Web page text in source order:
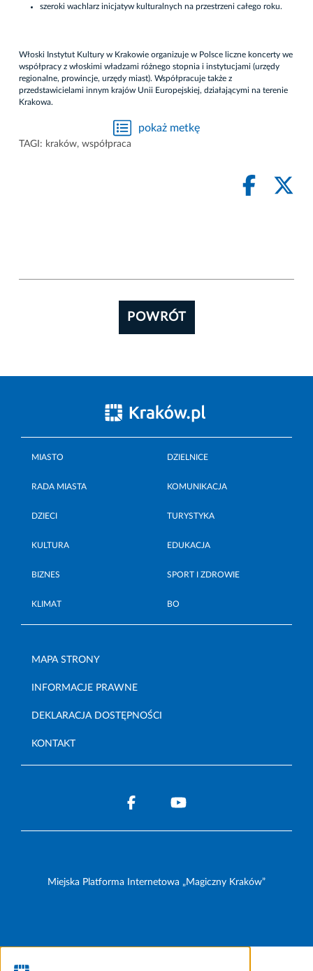
szeroki wachlarz inicjatyw kulturalnych na przestrzeni całego roku.
Włoski Instytut Kultury w Krakowie organizuje w Polsce liczne koncerty we
współpracy z włoskimi władzami różnego stopnia i instytucjami (urzędy
regionalne, prowincje, urzędy miast). Współpracuje także z
przedstawicielami innym krajów Unii Europejskiej, działającymi na terenie
Krakowa.
pokaż metkę
TAGI: kraków, współpraca
POWRÓT
MIASTO DZIELNICE
RADA MIASTA KOMUNIKACJA
DZIECI TURYSTYKA
KULTURA EDUKACJA
BIZNES SPORT I ZDROWIE
KLIMAT BO
MAPA STRONY
INFORMACJE PRAWNE
DEKLARACJA DOSTĘPNOŚCI
KONTAKT
Miejska Platforma Internetowa „Magiczny Kraków”